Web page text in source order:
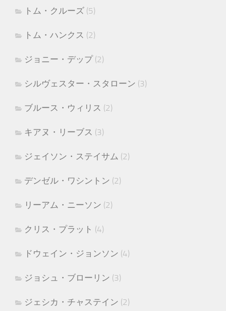
トム・クルーズ (5)
トム・ハンクス (2)
ジョニー・デップ(2)
シルヴェスター・スタローン (3)
ブルース・ウィリス (2)
キアヌ・リーブス (3)
ジェイソン・ステイサム (2)
デンゼル・ワシントン (2)
リーアム・ニーソン (2)
クリス・プラット (4)
ドウェイン・ジョンソン (4)
ジョシュ・ブローリン (3)
ジェシカ・チャステイン (2)